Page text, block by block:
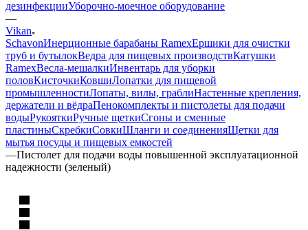
дезинфекцииУборочно-моечное оборудование
—
Vikan
SchavonИнерционные барабаны RamexЕршики для очистки
труб и бутылокВедра для пищевых производствКатушки
RamexВесла-мешалкиИнвентарь для уборки
половКисточкиКовшиЛопатки для пищевой
промышленностиЛопаты, вилы, граблиНастенные крепления,
держатели и вёдраПенокомплекты и пистолеты для подачи
водыРукояткиРучные щеткиСгоны и сменные
пластиныСкребкиСовкиШланги и соединенияЩетки для
мытья посуды и пищевых емкостей
—Пистолет для подачи воды повышенной эксплуатационной
надежности (зеленый)